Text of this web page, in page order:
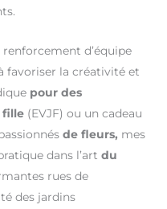
d’équipe
favoriser la créativité et
pour des
fille (EVJF) ou un cadeau
de fleurs, mes
dans l’art du
rues de
des jardins